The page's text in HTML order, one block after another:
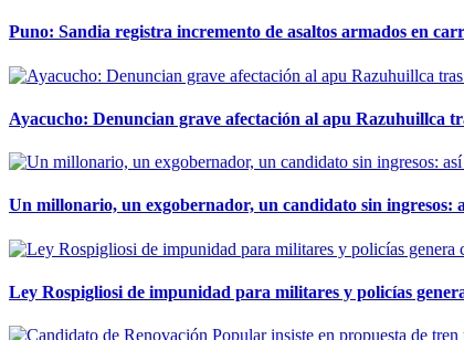
Puno: Sandia registra incremento de asaltos armados en
Ayacucho: Denuncian grave afectación al apu Razuhuillca
Un millonario, un exgobernador, un candidato sin ingresos:
Ley Rospigliosi de impunidad para militares y policías